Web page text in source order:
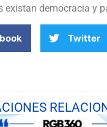
existan democracia y
Twitter